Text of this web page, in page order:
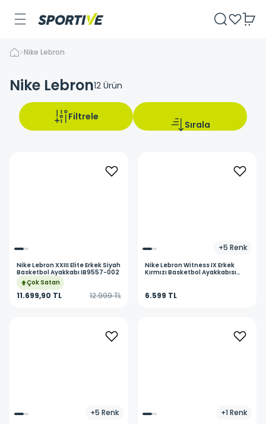
Nike Lebron
Nike Lebron12 Ürün
Filtrele
Sırala
NikeLebron XXIII Elite Erkek Siyah
Basketbol Ayakkabı IB9557-002
Çok Satan
11.699,90 TL 12.999 TL
+5 Renk
NikeLebron Witness IX Erkek
Kırmızı Basketbol Ayakkabısı
6.599 TL
+5 Renk +1 Renk